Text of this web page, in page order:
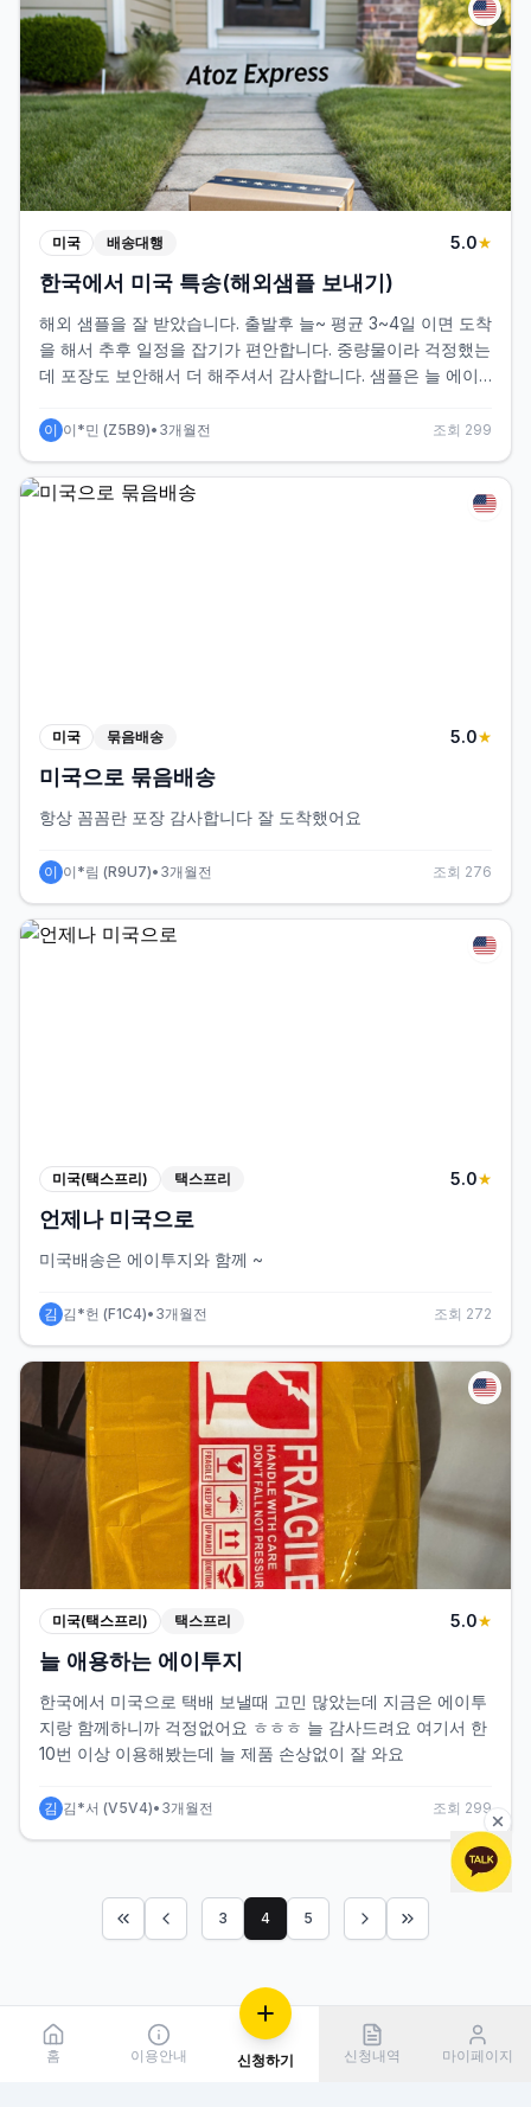
같은 철강제품은 중과가 될수도 있다고 하여 택스프리 진행했
는데, 결과적으로는 비용도, 진행퀄리티도 너무 좋았습니다.
앞으로 대형이든 소형이든 미국 짐 보낼일 있을때 자주 애용하
겠습니다 :)
미국 배송대행 5.0★
한국에서 미국 특송(해외샘플 보내기)
해외 샘플을 잘 받았습니다. 출발후 늘~ 평균 3~4일 이면 도착
을 해서 추후 일정을 잡기가 편안합니다. 중량물이라 걱정했는
데 포장도 보안해서 더 해주셔서 감사합니다. 샘플은 늘 에이
이 이*민 (Z5B9)• 3개월전 조회 299
미국 묶음배송 5.0★
미국으로 묶음배송
항상 꼼꼼란 포장 감사합니다​​​​ 잘 도착했어요
이 이*림 (R9U7)• 3개월전 조회 276
미국(택스프리) 택스프리 5.0★
언제나 미국으로
미국배송은 에이투지와 함께 ~
김 김*헌 (F1C4)• 3개월전 조회 272
미국(택스프리) 택스프리 5.0★
늘 애용하는 에이투지
한국에서 미국으로 택배 보낼때 고민 많았는데 지금은 에이투
지랑 함께하니까 걱정없어요 ㅎㅎㅎ 늘 감사드려요 여기서 한
10번 이상 이용해봤는데 늘 제품 손상없이 잘 와요
김 김*서 (V5V4)• 3개월전 조회 299
3 4 5
홈 이용안내 신청하기 신청내역 마이페이지